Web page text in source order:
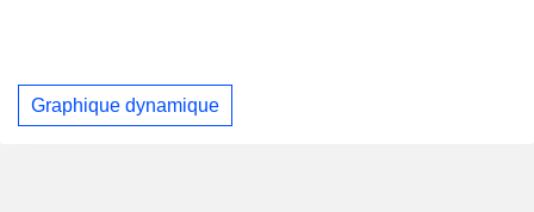
Graphique dynamique